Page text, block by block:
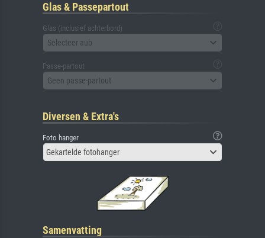
Glas & Passepartout
Glas (inclusief achterbord)
Selecteer aub
Passe-partout
Geen passe-partout
Diversen & Extra's
Foto hanger
Gekartelde fotohanger
Samenvatting